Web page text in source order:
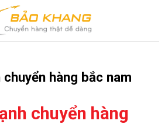
hàng bắc nam
chuyển hàng